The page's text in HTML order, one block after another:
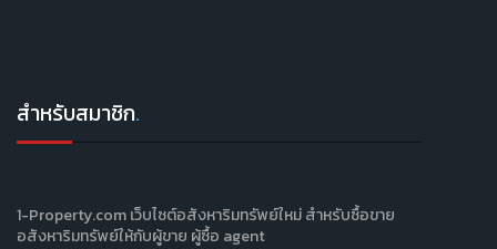
สำหรับสมาชิก.
1-Property.com เว็บไซต์อสังหาริมทรัพย์ใหม่ สำหรับซื้อขาย
อสังหาริมทรัพย์ให้กับผู้ขาย ผู้ซื้อ agent